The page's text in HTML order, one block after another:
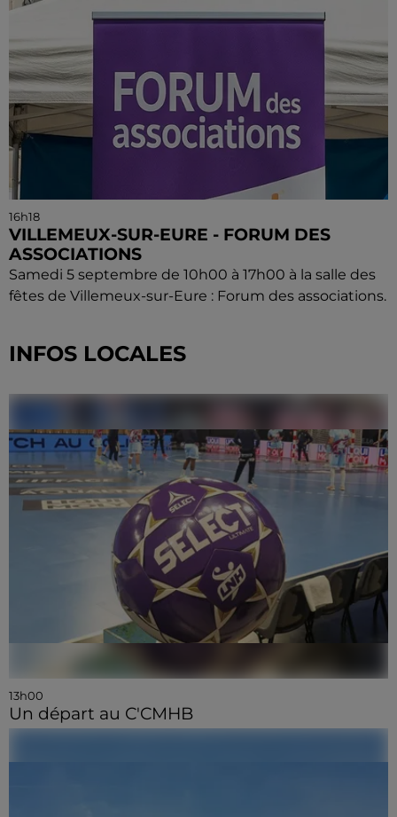
16h18
VILLEMEUX-SUR-EURE - FORUM DES
ASSOCIATIONS
Samedi 5 septembre de 10h00 à 17h00 à la salle des
fêtes de Villemeux-sur-Eure : Forum des associations.
INFOS LOCALES
13h00
Un départ au C'CMHB